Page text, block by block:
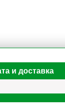
и доставка